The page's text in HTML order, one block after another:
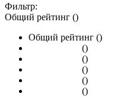
Фильтр:
Общий рейтинг ()
Общий рейтинг ()
()
()
()
()
()